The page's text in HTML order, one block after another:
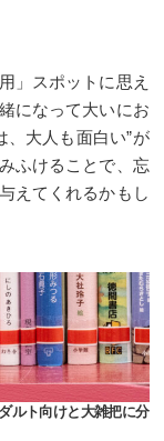
」スポットに思え
になって大いにお
、大人も面白い”が
ふけることで、忘
えてくれるかもし
ルト向けと大雑把に分